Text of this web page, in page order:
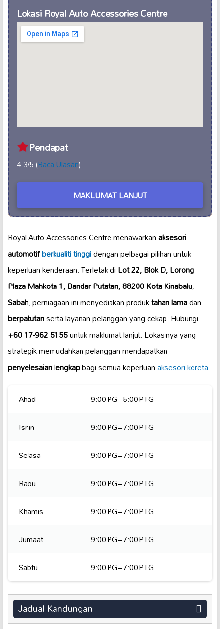
Lokasi Royal Auto Accessories Centre
Pendapat
4.3/5 (Baca Ulasan)
MAKLUMAT LANJUT
Royal Auto Accessories Centre menawarkanaksesori
automotifberkualiti tinggidengan pelbagai pilihan untuk
keperluan kenderaan. Terletak diLot 22, Blok D, Lorong
Plaza Mahkota 1, Bandar Putatan, 88200 Kota Kinabalu,
Sabah, perniagaan ini menyediakan produktahan lamadan
berpatutanserta layanan pelanggan yang cekap. Hubungi
+60 17-962 5155untuk maklumat lanjut. Lokasinya yang
strategik memudahkan pelanggan mendapatkan
penyelesaian lengkapbagi semua keperluanaksesori kereta.
Ahad
9:00 PG–5:00 PTG
Isnin
9:00 PG–7:00 PTG
Selasa
9:00 PG–7:00 PTG
Rabu
9:00 PG–7:00 PTG
Khamis
9:00 PG–7:00 PTG
Jumaat
9:00 PG–7:00 PTG
Sabtu
9:00 PG–7:00 PTG
Jadual Kandungan